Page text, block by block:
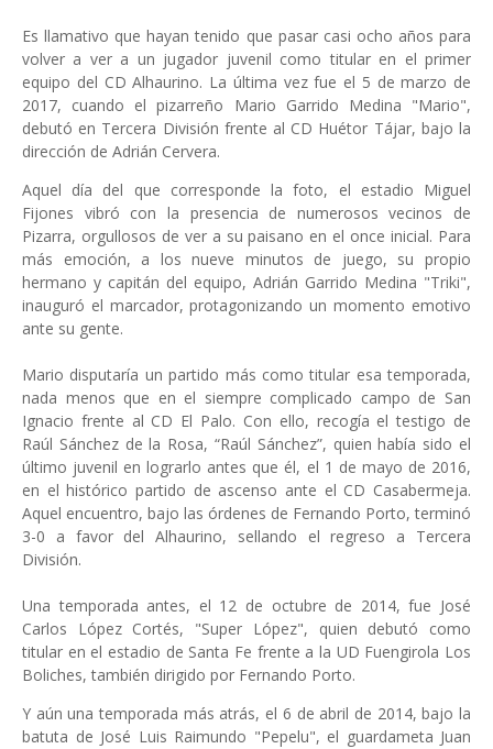
Es llamativo que hayan tenido que pasar casi ocho años para
volver a ver a un jugador juvenil como titular en el primer
equipo del CD Alhaurino. La última vez fue el 5 de marzo de
2017, cuando el pizarreño Mario Garrido Medina "Mario",
debutó en Tercera División frente al CD Huétor Tájar, bajo la
dirección de Adrián Cervera.
Aquel día del que corresponde la foto, el estadio Miguel
Fijones vibró con la presencia de numerosos vecinos de
Pizarra, orgullosos de ver a su paisano en el once inicial. Para
más emoción, a los nueve minutos de juego, su propio
hermano y capitán del equipo, Adrián Garrido Medina "Triki",
inauguró el marcador, protagonizando un momento emotivo
ante su gente.
Mario disputaría un partido más como titular esa temporada,
nada menos que en el siempre complicado campo de San
Ignacio frente al CD El Palo. Con ello, recogía el testigo de
Raúl Sánchez de la Rosa, “Raúl Sánchez”, quien había sido el
último juvenil en lograrlo antes que él, el 1 de mayo de 2016,
en el histórico partido de ascenso ante el CD Casabermeja.
Aquel encuentro, bajo las órdenes de Fernando Porto, terminó
3-0 a favor del Alhaurino, sellando el regreso a Tercera
División.
Una temporada antes, el 12 de octubre de 2014, fue José
Carlos López Cortés, "Super López", quien debutó como
titular en el estadio de Santa Fe frente a la UD Fuengirola Los
Boliches, también dirigido por Fernando Porto.
Y aún una temporada más atrás, el 6 de abril de 2014, bajo la
batuta de José Luis Raimundo "Pepelu", el guardameta Juan